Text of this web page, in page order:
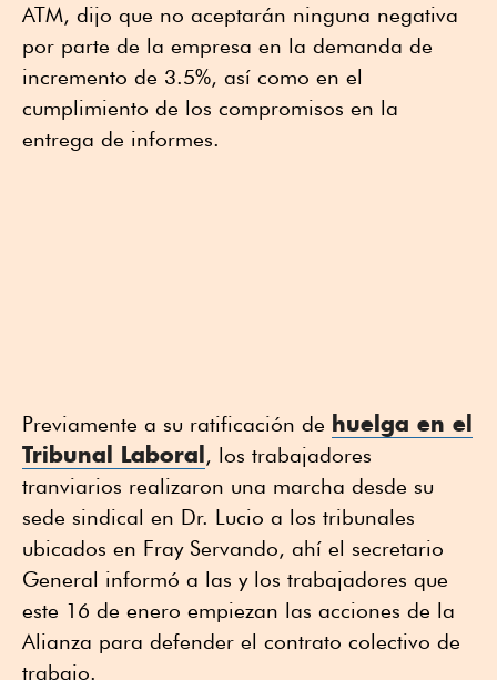
ATM, dijo que no aceptarán ninguna negativa
por parte de la empresa en la demanda de
incremento de 3.5%, así como en el
cumplimiento de los compromisos en la
entrega de informes.
Previamente a su ratificación de huelga en el
Tribunal Laboral , los trabajadores
tranviarios realizaron una marcha desde su
sede sindical en Dr. Lucio a los tribunales
ubicados en Fray Servando, ahí el secretario
General informó a las y los trabajadores que
este 16 de enero empiezan las acciones de la
Alianza para defender el contrato colectivo de
trabajo.